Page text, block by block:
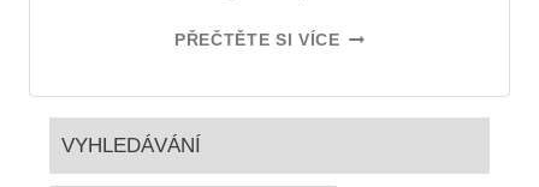
PŘEČTĚTE SI VÍCE
VYHLEDÁVÁNÍ